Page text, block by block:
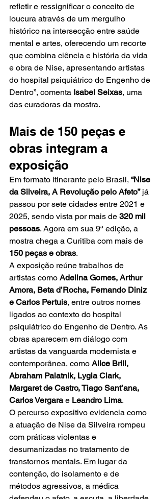
refletir e ressignificar o conceito de
loucura através de um mergulho
histórico na intersecção entre saúde
mental e artes, oferecendo um recorte
que combina ciência e história da vida
e obra de Nise, apresentando artistas
do hospital psiquiátrico do Engenho de
Dentro”, comenta Isabel Seixas, uma
das curadoras da mostra.
Mais de 150 peças e
obras integram a
exposição
Em formato itinerante pelo Brasil, “Nise
da Silveira, A Revolução pelo Afeto” já
passou por sete cidades entre 2021 e
2025, sendo vista por mais de 320 mil
pessoas. Agora em sua 9ª edição, a
mostra chega a Curitiba com mais de
150 peças e obras.
A exposição reúne trabalhos de
artistas como Adelina Gomes, Arthur
Amora, Beta d’Rocha, Fernando Diniz
e Carlos Pertuis, entre outros nomes
ligados ao contexto do hospital
psiquiátrico do Engenho de Dentro. As
obras aparecem em diálogo com
artistas da vanguarda modernista e
contemporânea, como Alice Brill,
Abraham Palatnik, Lygia Clark,
Margaret de Castro, Tiago Sant’ana,
Carlos Vergara e Leandro Lima.
O percurso expositivo evidencia como
a atuação de Nise da Silveira rompeu
com práticas violentas e
desumanizadas no tratamento de
transtornos mentais. Em lugar da
contenção, do isolamento e de
métodos agressivos, a médica